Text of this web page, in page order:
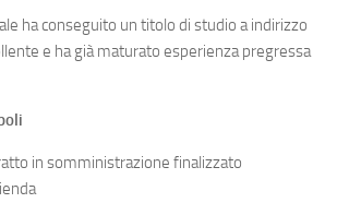
ha conseguito un titolo di studio a indirizzo
e ha già maturato esperienza pregressa
in somministrazione finalizzato